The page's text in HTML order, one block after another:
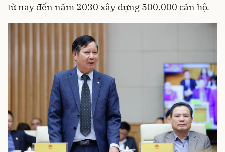
từ nay đến năm 2030 xây dựng 500.000 căn hộ.